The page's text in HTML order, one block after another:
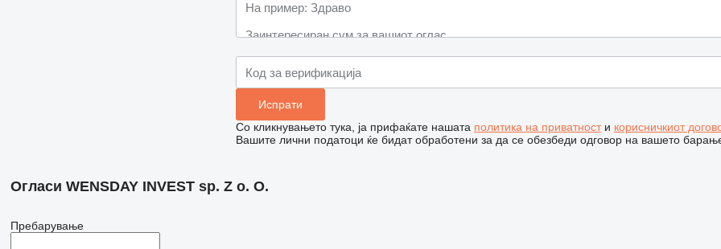
Со кликнувањето тука, ја прифаќате нашата политика на приватности корисничкиот
Вашите лични податоци ќе бидат обработени за да се обезбеди одговор на вашето
Огласи WENSDAY INVEST sp. Z o. O.
Пребарување